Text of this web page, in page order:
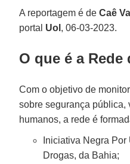
A reportagem é deCaê
portal Uol , 06-03-2023.
O que é a
Com o objetivo de
sobre segurança pública,
humanos, a rede é
Iniciativa Negra
Drogas, da Bahia;